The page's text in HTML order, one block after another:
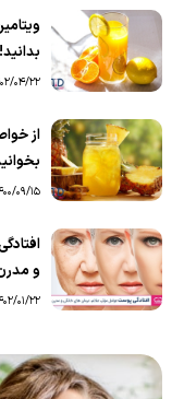
بدانید!
04/22
از
09/15
و
01/22